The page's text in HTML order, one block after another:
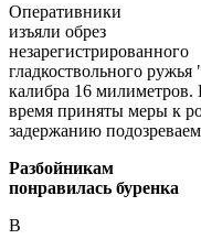
Оперативники
изъяли обрез
незарегистрированного
гладкоствольного
калибра 16 милиметров.
время приняты меры к
задержанию
Разбойникам
понравилась буренка
В